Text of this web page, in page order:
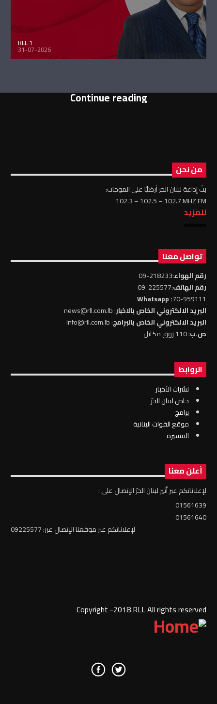
RLL 1
31-07-2026
Continue reading
من نحن
بثّ إذاعة لبنان الحر أرضيًّا على الموجات:
102.3 – 102.5 – 102.7 MHZ FM
للمزيد
تواصل معنا
رقم الهواء:218233-09
رقم الهاتف:225577-09
70-959111
: Whatsapp
البريد الالكتروني الخاص بالاخبار: news@rll.com.lb
البريد الالكتروني الخاص بالبرامج: info@rll.com.lb
ص.ب: 110 زوق مكايل
الروابط
نشرات الأخبار
خاص لبنان الحرّ
برامج
موقع القوات البنانية
المسيرة
أعلن معنا
لإعلاناتكم عبر أثير لبنان الحرّ الإتصال على :
01561639
01561640
لإعلاناتكم عبر موقعنا الإتصال عبر: 09225577
Copyright -2018 RLL All rights reserved